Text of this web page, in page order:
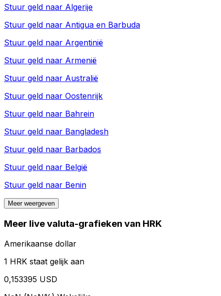
Stuur geld naar Algerije
Stuur geld naar Antigua en Barbuda
Stuur geld naar Argentinië
Stuur geld naar Armenië
Stuur geld naar Australië
Stuur geld naar Oostenrijk
Stuur geld naar Bahrein
Stuur geld naar Bangladesh
Stuur geld naar Barbados
Stuur geld naar België
Stuur geld naar Benin
Meer weergeven
Meer live valuta-grafieken van HRK
Amerikaanse dollar
1 HRK staat gelijk aan
0,153395 USD